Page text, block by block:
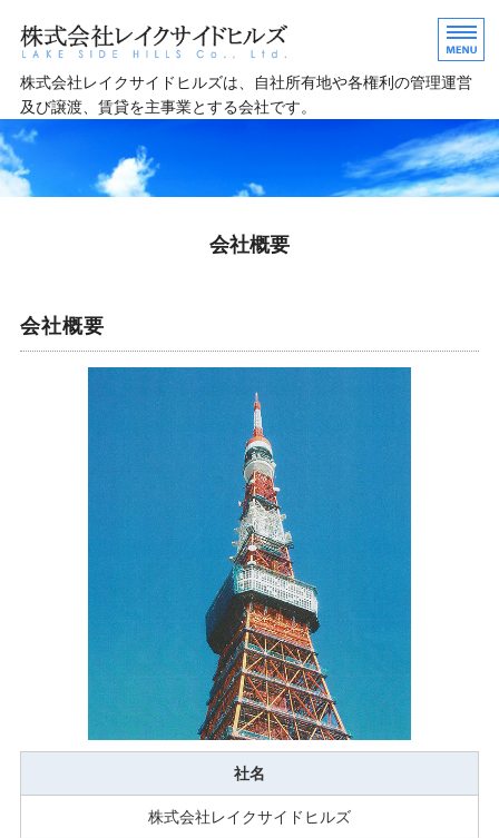
事業用地や各施設用地の
株式会社レイクサイドヒルズは、自社所有地や各権利の管理運営
及び譲渡、賃貸を主事業とする会社です。
ホーム
売土地情報
お問い合わせ
会社概要
会社概要
社名
株式会社レイクサイドヒルズ